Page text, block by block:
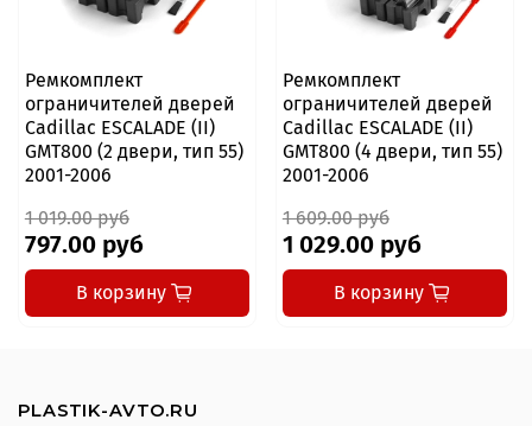
Ремкомплект
ограничителей дверей
Cadillac ESCALADE (II)
GMT800 (2 двери, тип 55)
2001-2006
1 019.00 руб
797.00 руб
В корзину
Ремкомплект
ограничителей дверей
Cadillac ESCALADE (II)
GMT800 (4 двери, тип 55)
2001-2006
1 609.00 руб
1 029.00 руб
В корзину
PLASTIK-AVTO.RU